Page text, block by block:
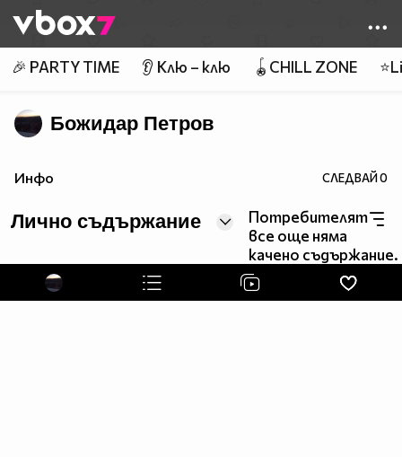
👾
🎉 PARTY TIME 👂 Клю – клю 🪀CHILL ZONE
Божидар Петров
Инфо СЛЕДВАЙ0
Лично съдържание
Потребителят
все още няма
качено съдържание.